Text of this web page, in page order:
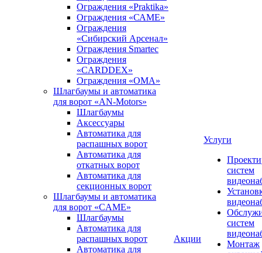
Ограждения «Praktika»
Ограждения «САМЕ»
Ограждения
«Сибирский Арсенал»
Ограждения Smartec
Ограждения
«CARDDEX»
Ограждения «ОМА»
Шлагбаумы и автоматика
для ворот «AN-Motors»
Шлагбаумы
Аксессуары
Автоматика для
распашных ворот
Автоматика для
откатных ворот
Автоматика для
секционных ворот
Шлагбаумы и автоматика
для ворот «CAME»
Шлагбаумы
Автоматика для
распашных ворот
Автоматика для
Акции
Услуги
систем
систем
Монтаж